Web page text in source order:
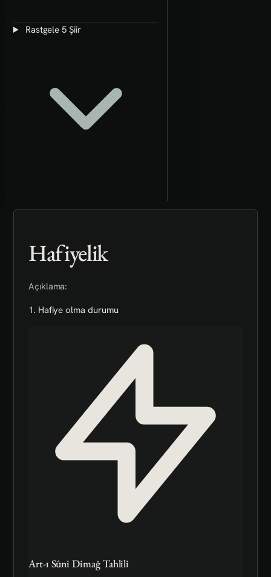
Rastgele 5 Şiir
Hafiyelik
Açıklama:
1. Hafiye olma durumu
Art-ı Sûni Dimağ Tahlili